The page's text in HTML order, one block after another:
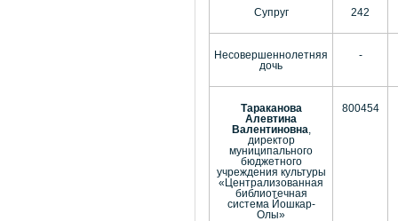
Супруг 242
Несовершеннолетняя
дочь
-
Тараканова
Алевтина
Валентиновна
директор
муниципального
бюджетного
учреждения культуры
«Централизованная
библиотечная
система Йошкар-
Олы»
800454